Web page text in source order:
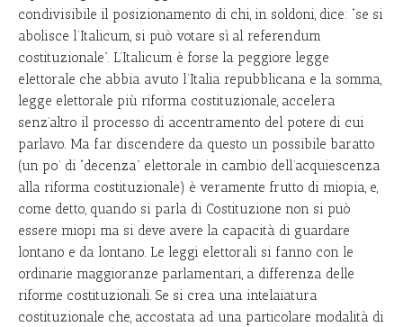
condivisibile il posizionamento di chi, in soldoni, dice: “se si
abolisce l’Italicum, si può votare sì al referendum
costituzionale”. L’Italicum è forse la peggiore legge
elettorale che abbia avuto l’Italia repubblicana e la somma,
legge elettorale più riforma costituzionale, accelera
senz’altro il processo di accentramento del potere di cui
parlavo. Ma far discendere da questo un possibile baratto
(un po’ di “decenza” elettorale in cambio dell’acquiescenza
alla riforma costituzionale) è veramente frutto di miopia, e,
come detto, quando si parla di Costituzione non si può
essere miopi ma si deve avere la capacità di guardare
lontano e da lontano. Le leggi elettorali si fanno con le
ordinarie maggioranze parlamentari, a differenza delle
riforme costituzionali. Se si crea una intelaiatura
costituzionale che, accostata ad una particolare modalità di